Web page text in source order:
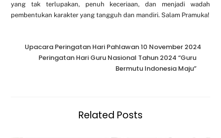
yang tak terlupakan, penuh keceriaan, dan menjadi wadah
pembentukan karakter yang tangguh dan mandiri. Salam Pramuka!
Upacara Peringatan Hari Pahlawan 10 November 2024
Peringatan Hari Guru Nasional Tahun 2024 “Guru
Bermutu Indonesia Maju”
Related Posts